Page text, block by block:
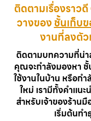
ติดตามเรื่องราว
วางของชั้นเก็บ
งานที่ลงตั
ติดตามบทความที่น่า
คุณจะกำลังมองหา
ใช้งานในบ้าน หรือกำ
ใหม่ เรามีทั้งคำแนะ
สำหรับเจ้าของร้าน
เริ่มต้นทำ